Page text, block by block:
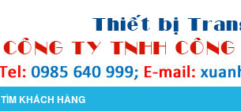
TÌM KHÁCH HÀNG